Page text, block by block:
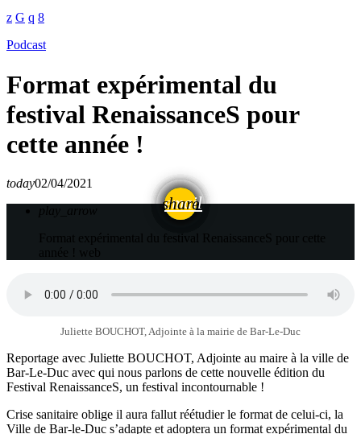
Podcast
Format expérimental du
festival RenaissanceS pour
cette année !
today02/04/2021
share
email
play_arrow
Format expérimental du festival RenaissanceS pour cette
année ! web
Juliette BOUCHOT, Adjointe à la mairie de Bar-Le-Duc
Reportage avec Juliette BOUCHOT, Adjointe au maire à la ville de
Bar-Le-Duc avec qui nous parlons de cette nouvelle édition du
Festival RenaissanceS, un festival incontournable !
Crise sanitaire oblige il aura fallut réétudier le format de celui-ci, la
Ville de Bar-le-Duc s’adapte et adoptera un format expérimental du